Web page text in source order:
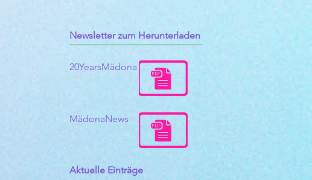
Newsletter zum Herunterladen
20YearsMädona
MädonaNews
Aktuelle Einträge